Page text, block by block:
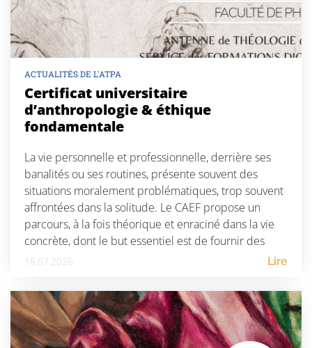
ACTUALITÉS DE L'ATPA
Certificat universitaire
d’anthropologie & éthique
fondamentale
La vie personnelle et professionnelle, derrière ses
banalités ou ses routines, présente souvent des
situations moralement problématiques, trop souvent
affrontées dans la solitude. Le CAEF propose un
parcours, à la fois théorique et enraciné dans la vie
concrète, dont le but essentiel est de fournir des
repères éthiques et anthropologiques à toute
16.07.2026 Lire